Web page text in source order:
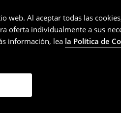
web. Al aceptar todas las
oferta individualmente a sus
información, lea la Política de